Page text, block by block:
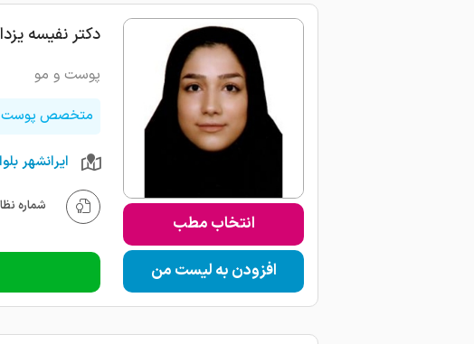
انتخاب مطب
افزودن به لیست من
دکتر نفیسه
پوست و مو
متخصص پوست ،
ایرانشهر
شماره نظام: